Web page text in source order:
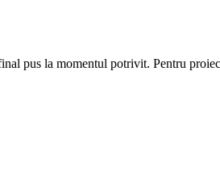
pus la momentul potrivit. Pentru